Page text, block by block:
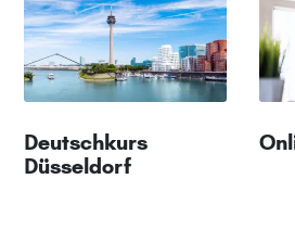
Deutschkurs
Düsseldorf